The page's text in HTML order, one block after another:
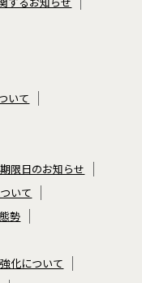
いて
限日のお知らせ
いて
勢
化について